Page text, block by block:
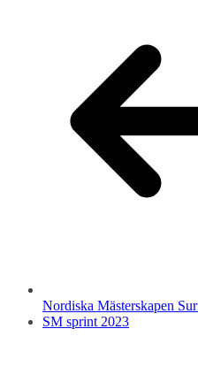
Nordiska Mästerskapen
SM sprint 2023